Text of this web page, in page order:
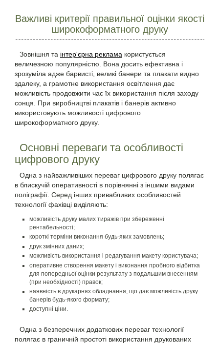
Важливі критерії правильної оцінки якості
широкоформатного друку
Зовнішня та інтер'єрна реклама користується
величезною популярністю. Вона досить ефективна і
зрозуміла адже барвисті, великі банери та плакати видно
здалеку, а грамотне використання освітлення дає
можливість продовжити час їх використання після заходу
сонця. При виробництві плакатів і банерів активно
використовують можливості цифрового
широкоформатного друку.
Основні переваги та особливості
цифрового друку
Одна з найважливіших переваг цифрового друку полягає
в блискучій оперативності в порівнянні з іншими видами
поліграфії. Серед інших привабливих особливостей
технології фахівці виділяють:
можливість друку малих тиражів при збереженні
рентабельності;
короткі терміни виконання будь-яких замовлень;
друк змінних даних;
можливість використання і редагування макету користувача;
оперативне створення макету і виконання пробного відбитка
для попередньої оцінки результату з подальшим внесенням
(при необхідності) правок;
наявність в друкарнях обладнання, що дає можливість друку
банерів будь-якого формату;
доступні ціни.
Одна з безперечних додаткових переваг технології
полягає в граничній простоті використання друкованих